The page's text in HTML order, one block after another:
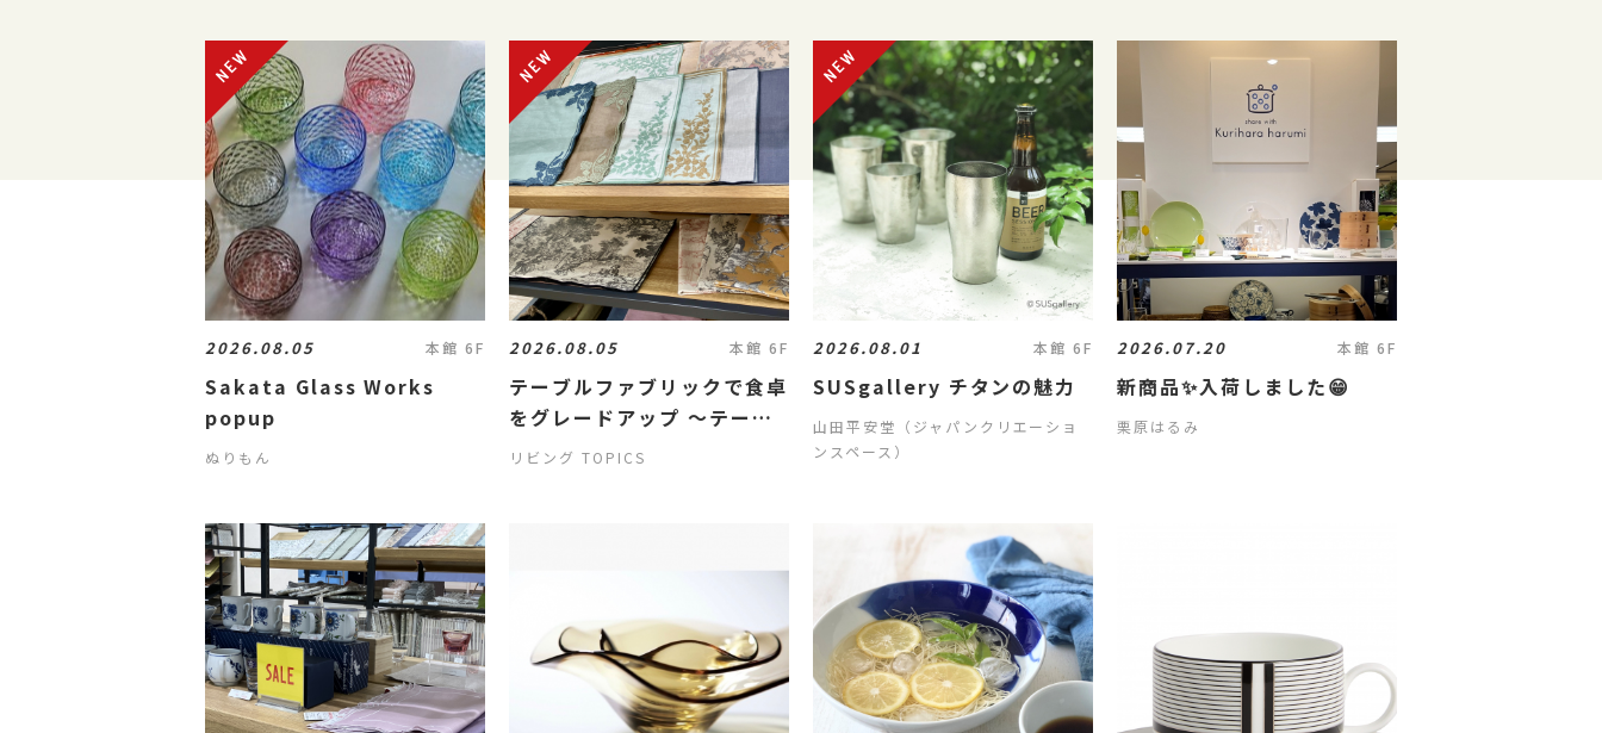
2026.08.05 本館 6F
Sakata Glass Works
popup
ぬりもん
2026.08.05 本館 6F
テーブルファブリックで食卓
をグレードアップ ～テーブ
ルデコール～
リビング TOPICS
2026.08.01 本館 6F
SUSgallery チタンの魅力
山田平安堂（ジャパンクリエーショ
ンスペース）
2026.07.20 本館 6F
新商品✨入荷しました😁
栗原はるみ